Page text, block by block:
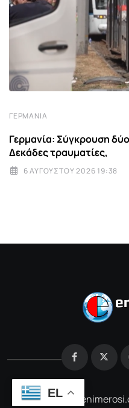
ΓΕΡΜΑΝΊΑ
Γερμανία: Σύγκρουση
Δεκάδες τραυματίες,
6 ΑΥΓΟΎΣΤΟΥ 2026 19:38
@2026 e-
EL